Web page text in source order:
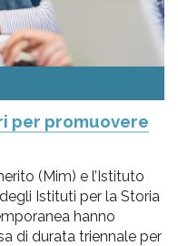
per promuovere
(Mim) e l’Istituto
Istituti per la Storia
hanno
di durata triennale per